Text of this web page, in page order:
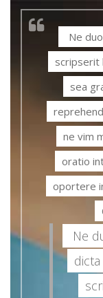
Ne
scripserit
sea
ne vim
oratio
oportere
Ne